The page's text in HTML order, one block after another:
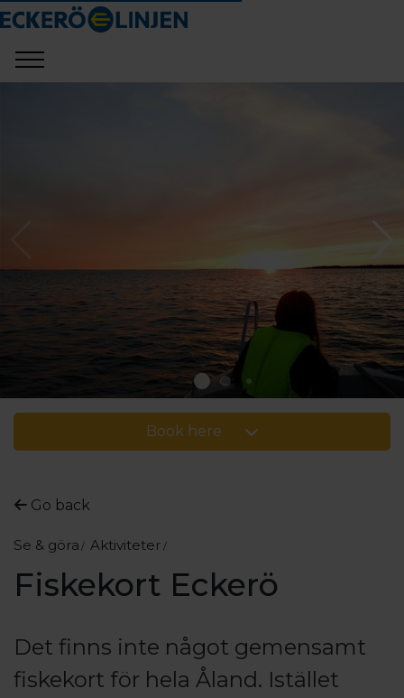
Book here
Go back
Se & göra Aktiviteter
Fiskekort Eckerö
Det finns inte något gemensamt
fiskekort för hela Åland. Istället